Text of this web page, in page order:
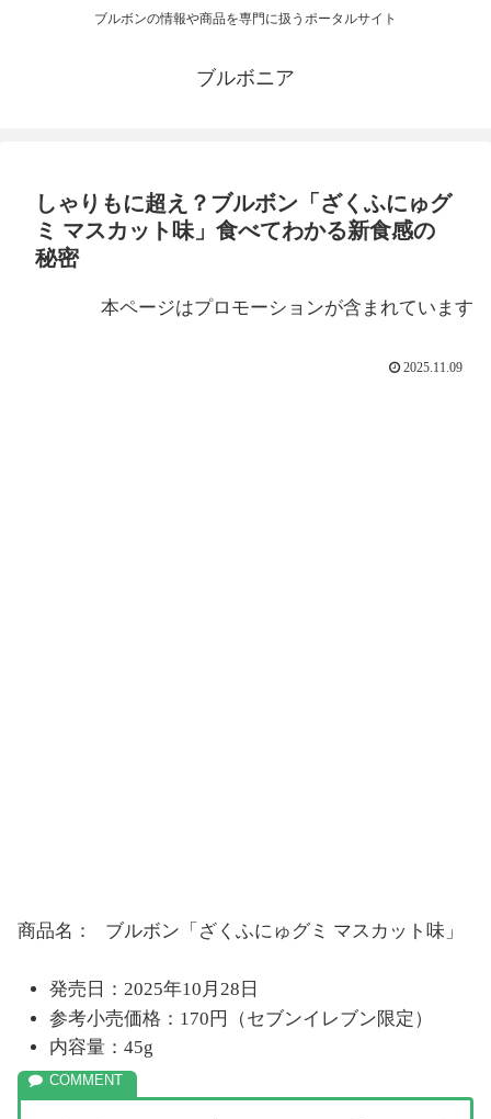
ブルボンの情報や商品を専門に扱うポータルサイト
ブルボニア
しゃりもに超え？ブルボン「ざくふにゅグ
ミ マスカット味」食べてわかる新食感の
秘密
本ページはプロモーションが含まれています
2025.11.09
商品名： ブルボン「ざくふにゅグミ マスカット味」
発売日：2025年10月28日
参考小売価格：170円（セブンイレブン限定）
内容量：45g